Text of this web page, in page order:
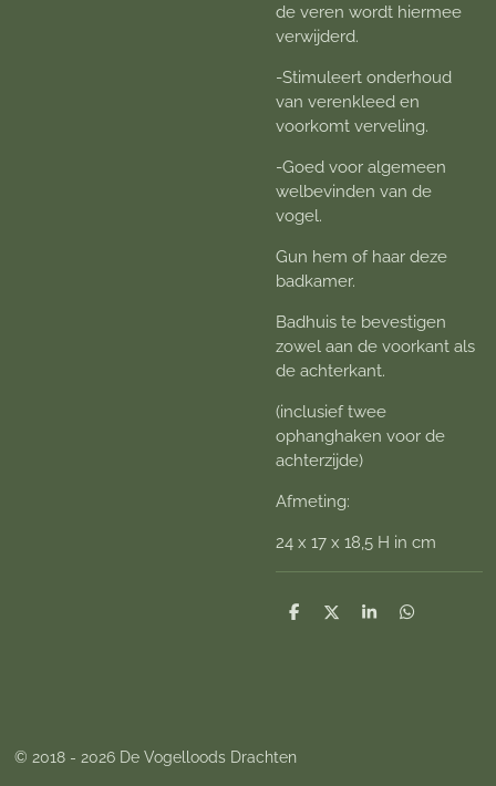
de veren wordt hiermee
verwijderd.
-Stimuleert onderhoud
van verenkleed en
voorkomt verveling.
-Goed voor algemeen
welbevinden van de
vogel.
Gun hem of haar deze
badkamer.
Badhuis te bevestigen
zowel aan de voorkant als
de achterkant.
(inclusief twee
ophanghaken voor de
achterzijde)
Afmeting:
24 x 17 x 18,5 H in cm
D
D
S
D
© 2018 - 2026 De Vogelloods Drachten